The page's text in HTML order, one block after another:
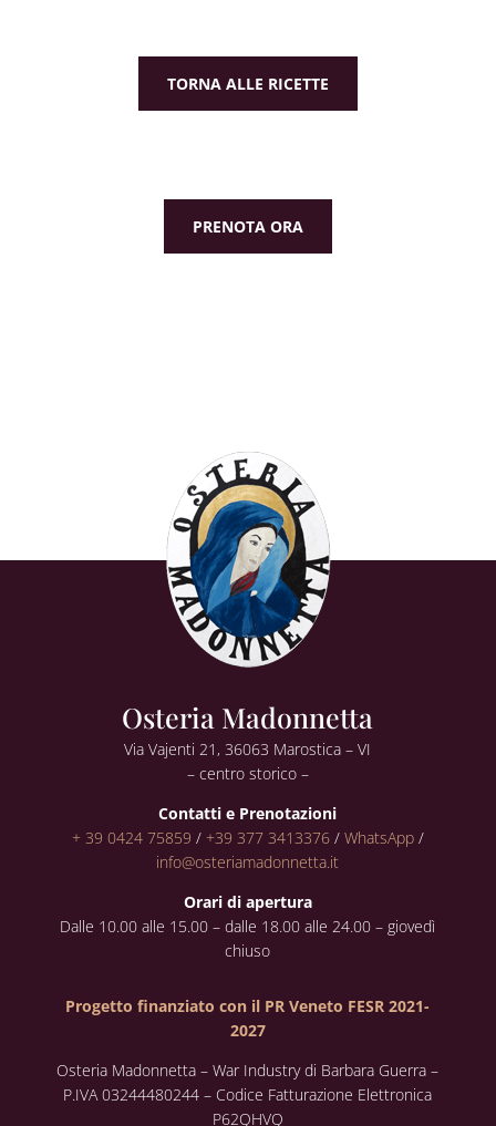
TORNA ALLE RICETTE
PRENOTA ORA
Osteria Madonnetta
Via Vajenti 21, 36063 Marostica – VI
– centro storico –
Contatti e Prenotazioni
+ 39 0424 75859 / +39 377 3413376/ WhatsApp/
info@osteriamadonnetta.it
Orari di apertura
Dalle 10.00 alle 15.00 – dalle 18.00 alle 24.00 – giovedì
chiuso
Progetto finanziato con il PR Veneto FESR 2021-
2027
Osteria Madonnetta – War Industry di Barbara Guerra –
P.IVA 03244480244 – Codice Fatturazione Elettronica
P62QHVQ